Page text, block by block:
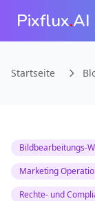
Pixflux.AI
Startseite
Bildbearbeitungs-
Marketing
Rechte- und